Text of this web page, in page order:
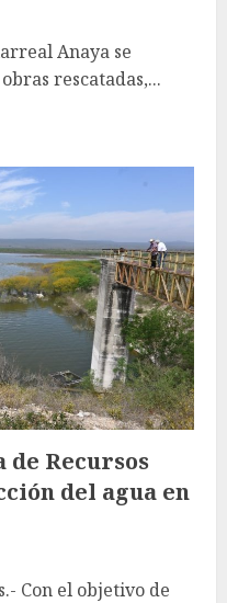
Anaya se
rescatadas,...
Recursos
del agua en
Con el objetivo de